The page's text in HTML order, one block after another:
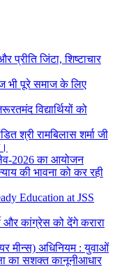
जिंटा, शिष्टाचार
भी पूरे समाज के लिए
विद्यार्थियों को
श्री रामबिलास शर्मा जी
2026 का आयोजन
की भावना को कर रही
Education at JSS
और कांग्रेस को देंगे करारा
मीन्स) अधिनियम : युवाओं
का सशक्त कानूनीआधार